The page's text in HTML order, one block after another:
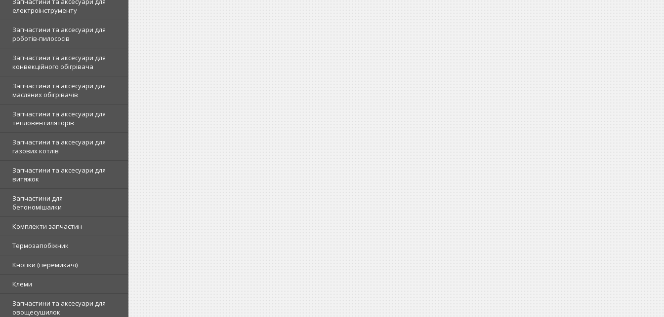
електроінструменту
Запчастини та аксесуари для
роботів-пилососів
Запчастини та аксесуари для
конвекційного обігрівача
Запчастини та аксесуари для
масляних обігрівачів
Запчастини та аксесуари для
тепловентиляторів
Запчастини та аксесуари для
газових котлів
Запчастини та аксесуари для
витяжок
Запчастини для
бетономішалки
Комплекти запчастин
Термозапобіжник
Кнопки (перемикачі)
Клеми
Запчастини та аксесуари для
овощесушилок